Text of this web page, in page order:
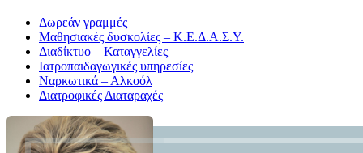
Δωρεάν γραμμές
Μαθησιακές δυσκολίες – Κ.Ε.Δ.Α.Σ.Υ.
Διαδίκτυο – Καταγγελίες
Ιατροπαιδαγωγικές υπηρεσίες
Ναρκωτικά – Αλκοόλ
Διατροφικές Διαταραχές